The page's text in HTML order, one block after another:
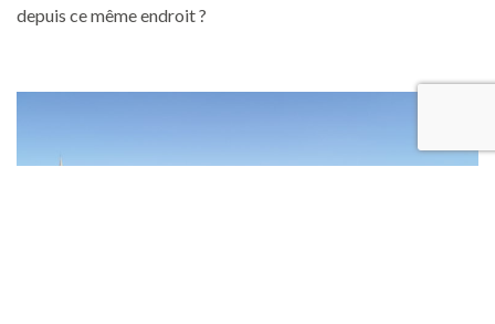
depuis ce même endroit ?